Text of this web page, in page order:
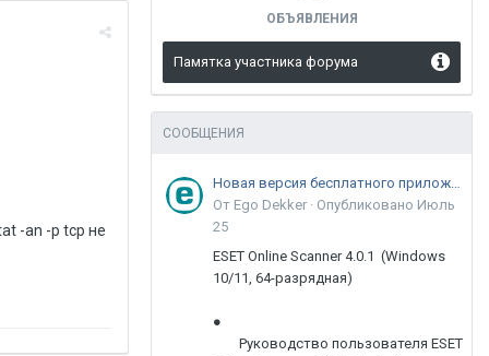
-an -p tcp не
ОБЪЯВЛЕНИЯ
Памятка участника форума
СООБЩЕНИЯ
Новая версия бесплатного приложения ESET Online Scanner доступна пользователям
От Ego Dekker · Опубликовано Июль
25
ESET Online Scanner 4.0.1 (Windows
10/11, 64-разрядная)
●
Руководство пользователя ESET